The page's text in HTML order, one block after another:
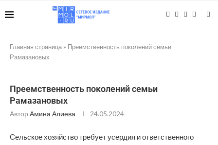
Главная страница » Преемственность поколений семьи
Рамазановых
Преемственность поколений семьи
Рамазановых
Автор Амина Алиева 24.05.2024
Сельское хозяйство требует усердия и ответственного